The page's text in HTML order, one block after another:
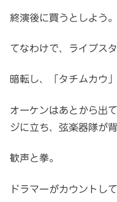
終演後に買うとしよう。
てなわけで、ライブスタ
暗転し、「タチムカウ
オーケンはあとから出
ジに立ち、弦楽器隊が
歓声と拳。
ドラマーがカウントし